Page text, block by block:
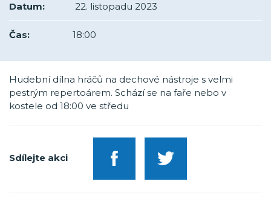
Datum: 22. listopadu 2023
Čas: 18:00
Hudební dílna hráčů na dechové nástroje s velmi
pestrým repertoárem. Schází se na faře nebo v
kostele od 18:00 ve středu
Sdílejte akci